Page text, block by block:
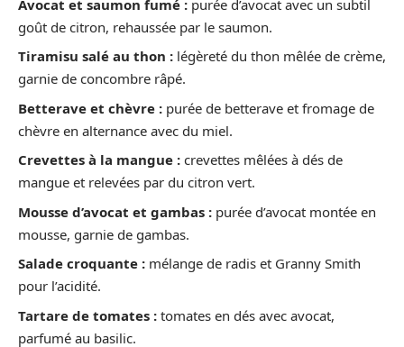
Avocat et saumon fumé : purée d’avocat avec un subtil
goût de citron, rehaussée par le saumon.
Tiramisu salé au thon : légèreté du thon mêlée de crème,
garnie de concombre râpé.
Betterave et chèvre : purée de betterave et fromage de
chèvre en alternance avec du miel.
Crevettes à la mangue : crevettes mêlées à dés de
mangue et relevées par du citron vert.
Mousse d’avocat et gambas : purée d’avocat montée en
mousse, garnie de gambas.
Salade croquante : mélange de radis et Granny Smith
pour l’acidité.
Tartare de tomates : tomates en dés avec avocat,
parfumé au basilic.